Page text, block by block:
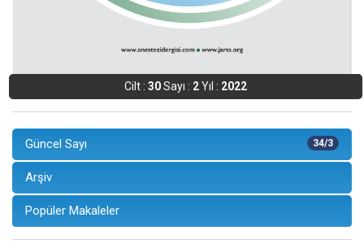
Cilt : 30Sayı : 2Yıl : 2022
34/3
Güncel Sayı
Arşiv
Popüler Makaleler